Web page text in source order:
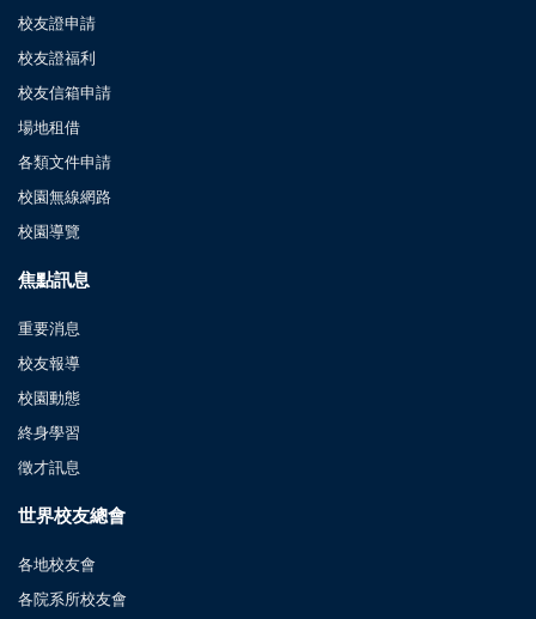
校友證申請
校友證福利
校友信箱申請
場地租借
各類文件申請
校園無線網路
校園導覽
焦點訊息
重要消息
校友報導
校園動態
終身學習
徵才訊息
世界校友總會
各地校友會
各院系所校友會